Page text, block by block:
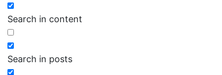
Search in content
Search in posts